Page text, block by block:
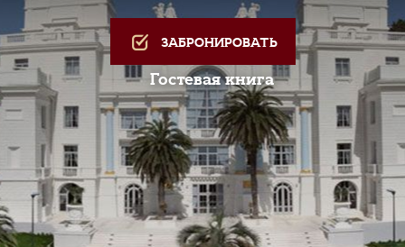
ЗАБРОНИРОВАТЬ
Гостевая книга